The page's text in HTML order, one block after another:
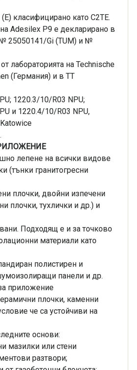
класифицирано като C2TE.
Adesilex P9 е декларирано в
25050141/Gi (TUM) и №
лабораторията на Technische
(Германия) и в TT
1220.3/10/R03 NPU;
и 1220.4/10/R03 NPU,
лепене на всички видове
(тънки гранитогресни
плочки, двойни изпечени
плочки, тухлички и др.) и
Подходящ е и за точково
материали като
полистирен и
панели и др.
приложение
плочки, каменни
че са устойчиви на
основи:
мазилки или стени
разтвори;